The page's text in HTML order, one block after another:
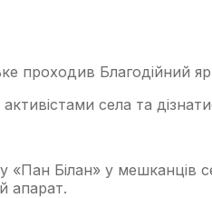
проходив Благодійний
села та
Білан» у мешканців
апарат.